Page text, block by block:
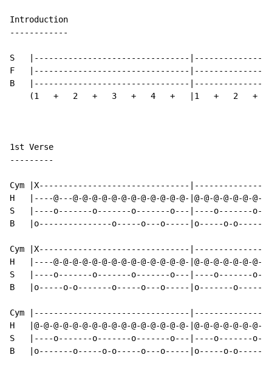
Introduction
------------
S   |--------------------------------
F   |--------------------------------
B   |--------------------------------
(1   +   2   +   3   +   4   +   |1   +   2   +
1st Verse
---------
Cym |X-------------------------------
H   |----@---@-@-@-@-@-@-@-@-@-@-@-@-|@-@-@-@-@-@-@-@-
S   |----o-------o-------o-------o---|----o-------
B   |o---------------o-----o---o-----|o-----o-
Cym |X-------------------------------
H   |----@-@-@-@-@-@-@-@-@-@-@-@-@-@-|@-@-@-@-@-@-@-@-
S   |----o-------o-------o-------o---|----o-------
B   |o-----o-o-------o-----o---o-----|o-------o-----
Cym |--------------------------------
H   |@-@-@-@-@-@-@-@-@-@-@-@-@-@-@-@-|@-@-@-@-@-@-@-
S   |----o-------o-------o-------o---|----o-------
B   |o-------o-----o-o-----o---o-----|o-----o-o-----